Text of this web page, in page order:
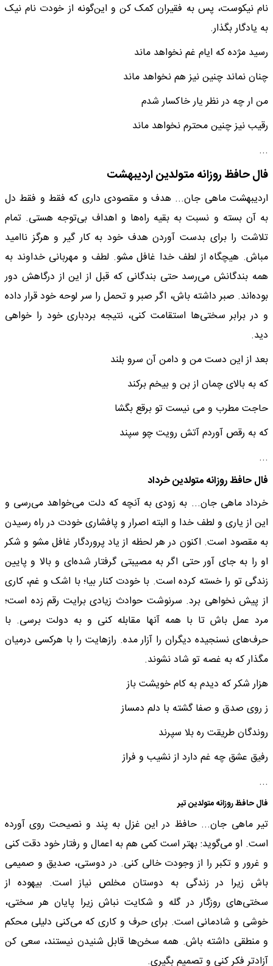
نام نیکوست، پس به فقیران کمک کن و این‌گونه از خودت نام نیک
به یادگار بگذار.
رسید مژده که ایام غم نخواهد ماند
چنان نماند چنین نیز هم نخواهد ماند
من ار چه در نظر یار خاکسار شدم
رقیب نیز چنین محترم نخواهد ماند
...
فال حافظ روزانه متولدین اردیبهشت
اردیبهشت ماهی جان... هدف و مقصودی داری که فقط و فقط دل
به آن بسته‌ و نسبت به بقیه راه‌ها و اهداف بی‌توجه هستی. تمام
تلاشت را برای بدست آوردن هدف خود به کار گیر و هرگز ناامید
مباش. هیچگاه از لطف خدا غافل مشو. لطف و مهربانی خداوند به
همه بندگانش می‌رسد حتی بندگانی که قبل از این از درگاهش دور
بوده‌اند. صبر داشته باش، اگر صبر و تحمل را سر لوحه خود قرار داده
و در برابر سختی‌ها استقامت کنی، نتیجه بردباری خود را خواهی
دید.
بعد از این دست من و دامن آن سرو بلند
که به بالای چمان از بن و بیخم برکند
حاجت مطرب و می نیست تو برقع بگشا
که به رقص آوردم آتش رویت چو سپند
...
فال حافظ روزانه متولدین خرداد
خرداد ماهی جان... به زودی به آنچه که دلت می‌خواهد می‌رسی و
این از یاری و لطف خدا و البته اصرار و پافشاری خودت در راه رسیدن
به مقصود است. اکنون در هر لحظه از یاد پروردگار غافل مشو و شکر
او را به جای آور حتی اگر به مصیبتی گرفتار شده‌ای و بالا و پایین
زندگی تو را خسته کرده است. با خودت کنار بیا؛ با اشک و غم، کاری
از پیش نخواهی برد. سرنوشت حوادث زیادی برایت رقم زده است؛
مرد عمل باش تا با همه آنها مقابله کنی و به دولت برسی. با
حرف‌های نسنجیده دیگران را آزار مده. رازهایت را با هرکسی درمیان
مگذار که به غصه تو شاد نشوند.
هزار شکر که دیدم به کام خویشت باز
ز روی صدق و صفا گشته با دلم دمساز
روندگان طریقت ره بلا سپرند
رفیق عشق چه غم دارد از نشیب و فراز
...
فال حافظ روزانه متولدین تیر
تیر ماهی جان... حافظ در این غزل به پند و نصیحت روی آورده
است. او می‌گوید: بهتر است کمی هم به اعمال و رفتار خود دقت کنی
و غرور و تکبر را از وجودت خالی کنی. در دوستی، صدیق و صمیمی
باش زیرا در زندگی به دوستان مخلص نیاز است. بیهوده از
سختی‌های روزگار در گله و شکایت نباش زیرا پایان هر سختی،
خوشی و شادمانی است. برای حرف و کاری که می‌کنی دلیلی محکم
و منطقی داشته باش. همه سخن‌ها قابل شنیدن نیستند، سعی کن
آزادتر فکر کنی و تصمیم بگیری.